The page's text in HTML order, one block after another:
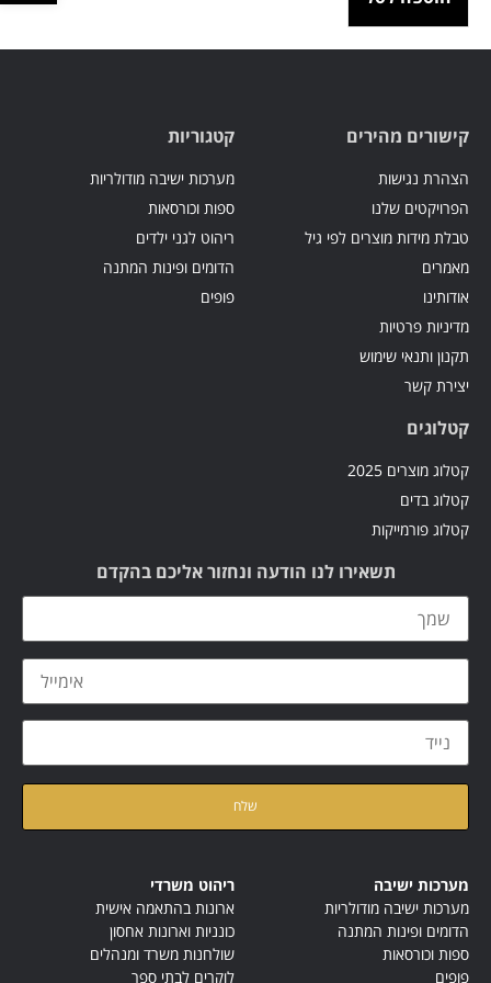
קישורים מהירים
הצהרת נגישות
הפרויקטים שלנו
טבלת מידות מוצרים לפי גיל
מאמרים
אודותינו
מדיניות פרטיות
תקנון ותנאי שימוש
יצירת קשר
קטגוריות
מערכות ישיבה מודולריות
ספות וכורסאות
ריהוט לגני ילדים
הדומים ופינות המתנה
פופים
קטלוגים
קטלוג מוצרים 2025
קטלוג בדים
קטלוג פורמייקות
תשאירו לנו הודעה ונחזור אליכם בהקדם
מדיניות הפרטיות
מערכות ישיבה
מערכות ישיבה מודולריות
הדומים ופינות המתנה
ספות וכורסאות
פופים
ריהוט משרדי
ארונות בהתאמה אישית
כונניות וארונות אחסון
שולחנות משרד ומנהלים
לוקרים לבתי ספר